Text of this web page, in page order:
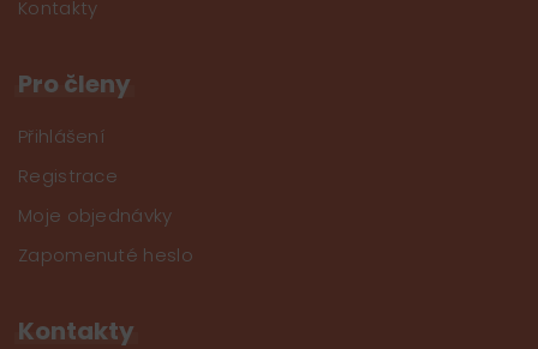
Kontakty
Pro členy
Přihlášení
Registrace
Moje objednávky
Zapomenuté heslo
Kontakty